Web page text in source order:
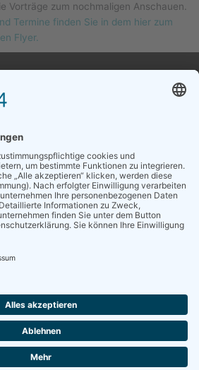
Vorträge zum nochmaligen Anschauen.
Termine finden Sie in dem hier zum
Flyer.